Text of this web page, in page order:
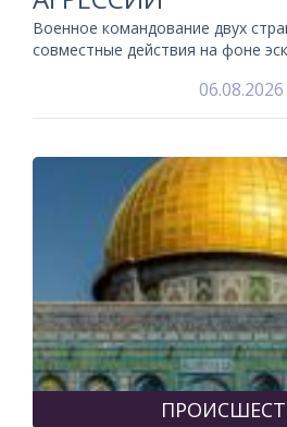
Военное командование двух
совместные действия на фоне
06.08.2026